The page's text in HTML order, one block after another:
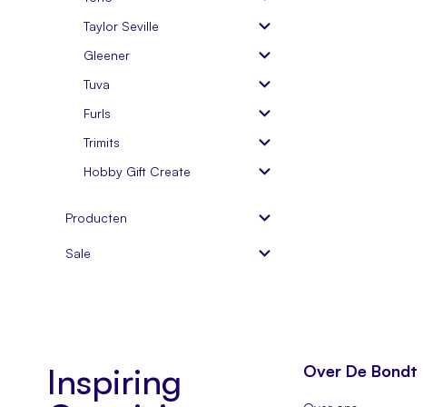
Taylor Seville
Gleener
Tuva
Furls
Trimits
Hobby Gift Create
Producten
Sale
Inspiring
Over De Bondt